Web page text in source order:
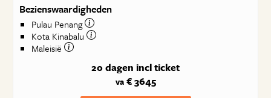
Bezienswaardigheden
Pulau Penang
Kota Kinabalu
Maleisië
20 dagen incl ticket
va€ 3645